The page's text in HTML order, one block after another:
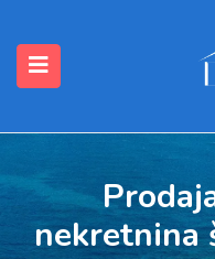
(Nekretnine)
nekretnina